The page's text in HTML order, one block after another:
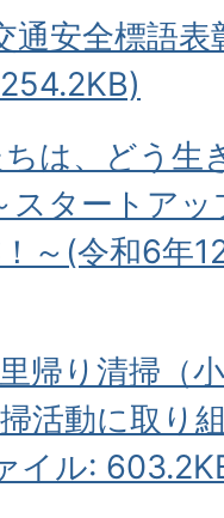
通安全標語
は、どう生
スタートア
～(令和6年
帰り清掃（
活動に取り
イル: